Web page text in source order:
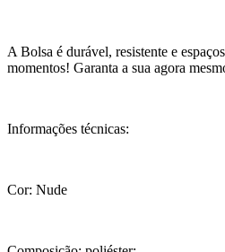
A Bolsa é durável, resistente e
momentos! Garanta a sua agora
Informações técnicas:
Cor: Nude